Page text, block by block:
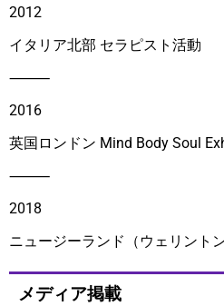
2012
イタリア北部 セラピスト活動
⸻
2016
英国ロンドン Mind Body Soul
⸻
2018
ニュージーランド（ウェリント
メディア掲載